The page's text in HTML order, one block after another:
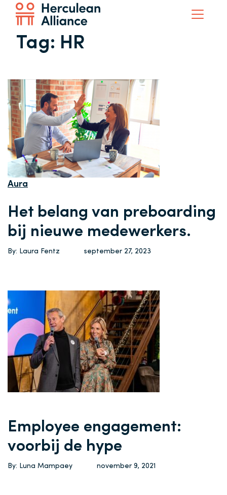
Tag: HR
Aura
Het belang van preboarding
bij nieuwe medewerkers.
By: Laura Fentz september 27, 2023
Employee engagement:
voorbij de hype
By: Luna Mampaey november 9, 2021